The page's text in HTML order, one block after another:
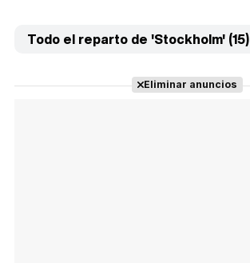
Todo el reparto de 'Stockholm' (15)
Eliminar anuncios